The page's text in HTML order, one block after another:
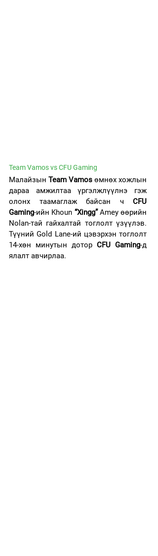
Team Vamos vs CFU Gaming
Малайзын Team Vamos өмнөх хожлын
дараа амжилтаа үргэлжлүүлнэ гэж
олонх таамаглаж байсан ч CFU
Gaming-ийн Khoun “Xingg” Amey өөрийн
Nolan-тай гайхалтай тоглолт үзүүлэв.
Түүний Gold Lane-ий цэвэрхэн тоглолт
14-хөн минутын дотор CFU Gaming-д
ялалт авчирлаа.